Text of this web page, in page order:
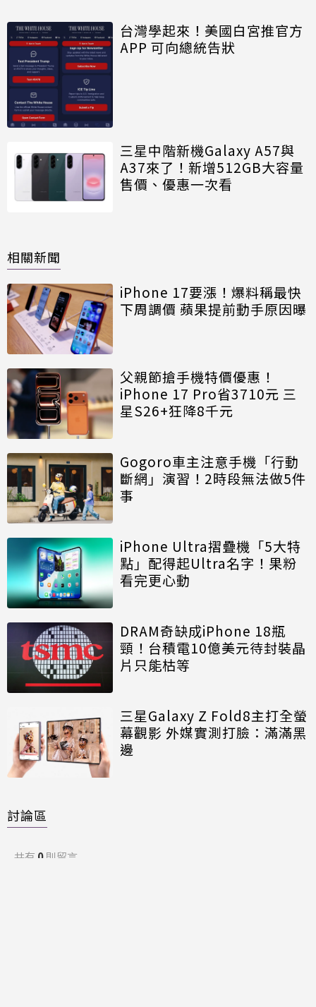
台灣學起來！美國白宮推官方
APP 可向總統告狀
三星中階新機Galaxy A57與
A37來了！新增512GB大容量
售價、優惠一次看
相關新聞
iPhone 17要漲！爆料稱最快
下周調價 蘋果提前動手原因曝
父親節搶手機特價優惠！
iPhone 17 Pro省3710元 三
星S26+狂降8千元
Gogoro車主注意手機「行動
斷網」演習！2時段無法做5件
事
iPhone Ultra摺疊機「5大特
點」配得起Ultra名字！果粉
看完更心動
DRAM奇缺成iPhone 18瓶
頸！台積電10億美元待封裝晶
片只能枯等
三星Galaxy Z Fold8主打全螢
幕觀影 外媒實測打臉：滿滿黑
邊
討論區
共有 0則留言